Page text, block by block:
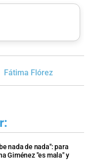
Fátima Flórez
nada de nada": para
Giménez "es mala" y